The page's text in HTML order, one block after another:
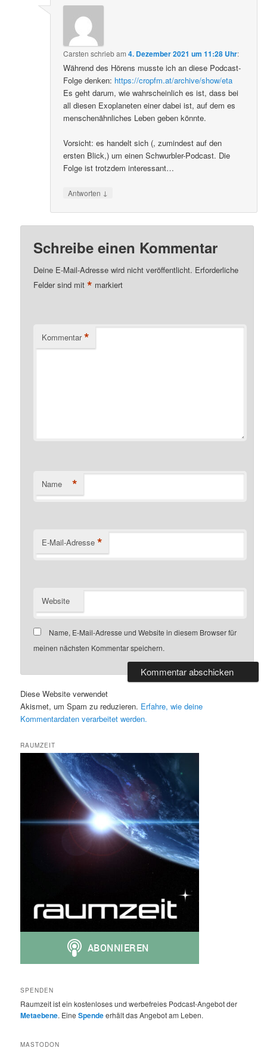
Carsten schriebam4. Dezember 2021 um 11:28 Uhr:
Während des Hörens musste ich an diese Podcast-
Folge denken: https://cropfm.at/archive/show/eta
Es geht darum, wie wahrscheinlich es ist, dass bei
all diesen Exoplaneten einer dabei ist, auf dem es
menschenähnliches Leben geben könnte.
Vorsicht: es handelt sich (, zumindest auf den
ersten Blick,) um einen Schwurbler-Podcast. Die
Folge ist trotzdem interessant…
Antworten ↓
Schreibe einen Kommentar
Deine E-Mail-Adresse wird nicht veröffentlicht. Erforderliche
Felder sind mit* markiert
Kommentar *
Name *
E-Mail-Adresse *
Website
Name, E-Mail-Adresse und Website in diesem Browser für
meinen nächsten Kommentar speichern.
Diese Website verwendet
Akismet, um Spam zu reduzieren. Erfahre, wie deine
Kommentardaten verarbeitet werden.
RAUMZEIT
SPENDEN
Raumzeit ist ein kostenloses und werbefreies Podcast-Angebot der
Metaebene. EineSpendeerhält das Angebot am Leben.
MASTODON